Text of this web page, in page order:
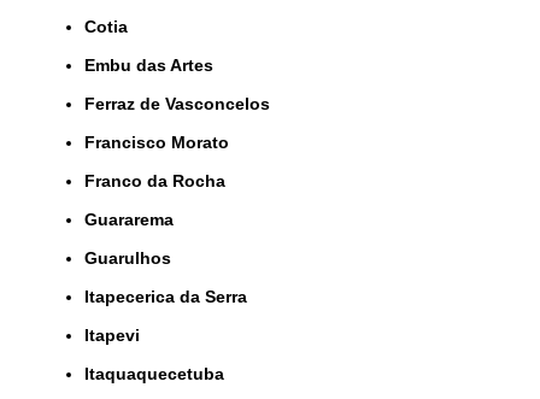
Cotia
Embu das Artes
Ferraz de Vasconcelos
Francisco Morato
Franco da Rocha
Guararema
Guarulhos
Itapecerica da Serra
Itapevi
Itaquaquecetuba